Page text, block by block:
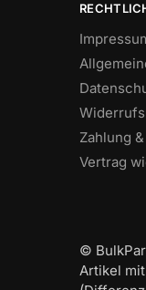
Zahlung
Vertrag
©
Artikel